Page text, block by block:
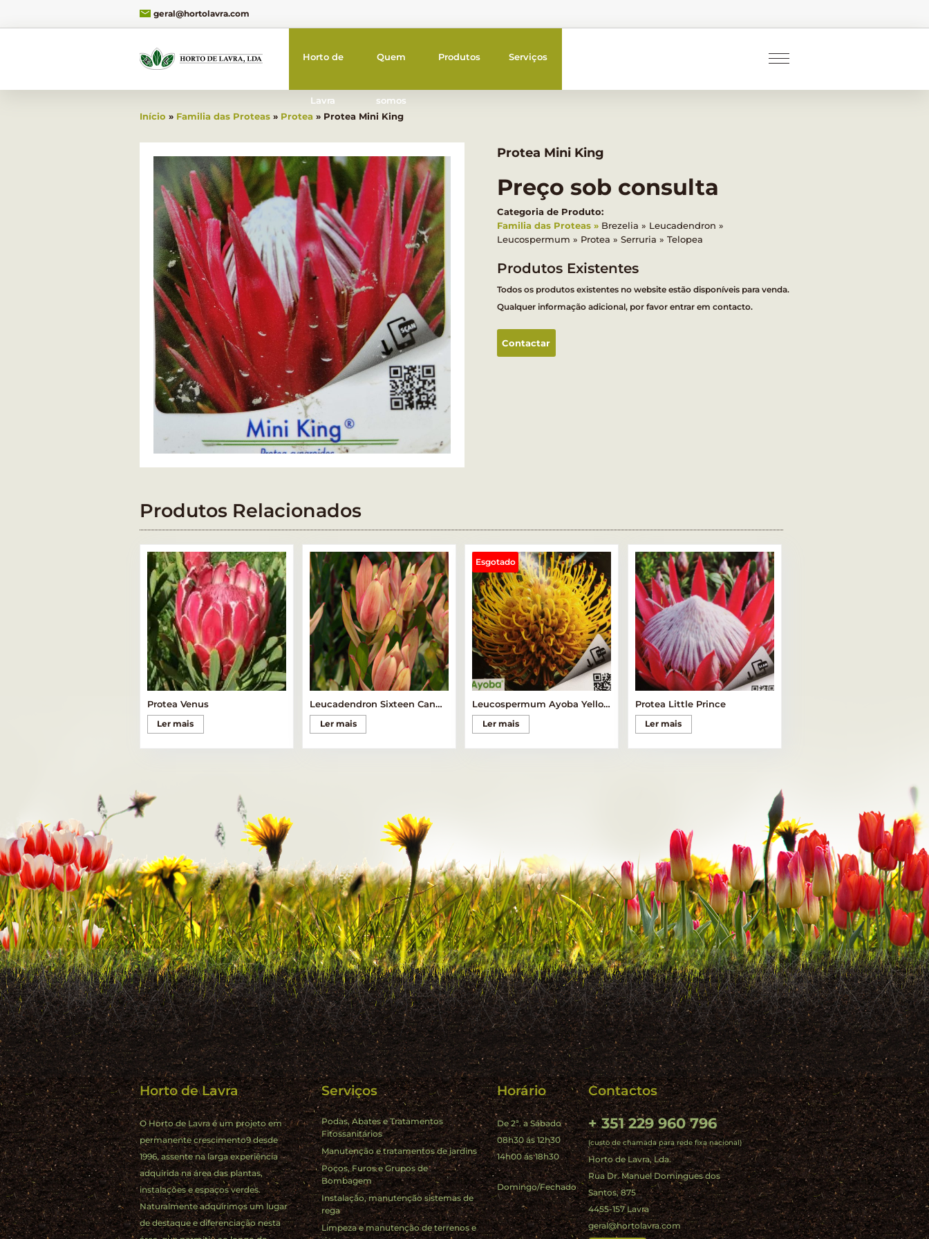
geral@hortolavra.com
Horto de
Lavra
Quem
somos
Produtos Serviços
Início » Familia das Proteas» Protea » Protea Mini King
Protea Mini King
Preço sob consulta
Categoria de Produto:
Familia das Proteas
Brezelia
Leucadendron
Leucospermum
Protea Serruria Telopea
Produtos Existentes
Todos os produtos existentes no website estão disponíveis para venda.
Qualquer informação adicional, por favor entrar em contacto.
Contactar
Produtos Relacionados
Protea Venus
Ler mais
Leucadendron Sixteen Candles
Ler mais
Esgotado
Leucospermum Ayoba Yellow
Ler mais
Protea Little Prince
Ler mais
Horto de Lavra
O Horto de Lavra é um projeto em
permanente crescimento9 desde
1996, assente na larga experiência
adquirida na área das plantas,
instalações e espaços verdes.
Naturalmente adquirimos um lugar
de destaque e diferenciação nesta
Serviços
Podas, Abates e Tratamentos
Fitossanitários
Manutenção e tratamentos de jardins
Poços, Furos e Grupos de
Bombagem
Instalação, manutenção sistemas de
rega
Limpeza e manutenção de terrenos e
Horário
De 2ª. a Sábado
08h30 ás 12h30
14h00 ás 18h30
Domingo/Fechado
Contactos
+ 351 229 960 796
(custo de chamada para rede fixa nacional)
Horto de Lavra, Lda.
Rua Dr. Manuel Domingues dos
Santos, 875
4455-157 Lavra
geral@hortolavra.com